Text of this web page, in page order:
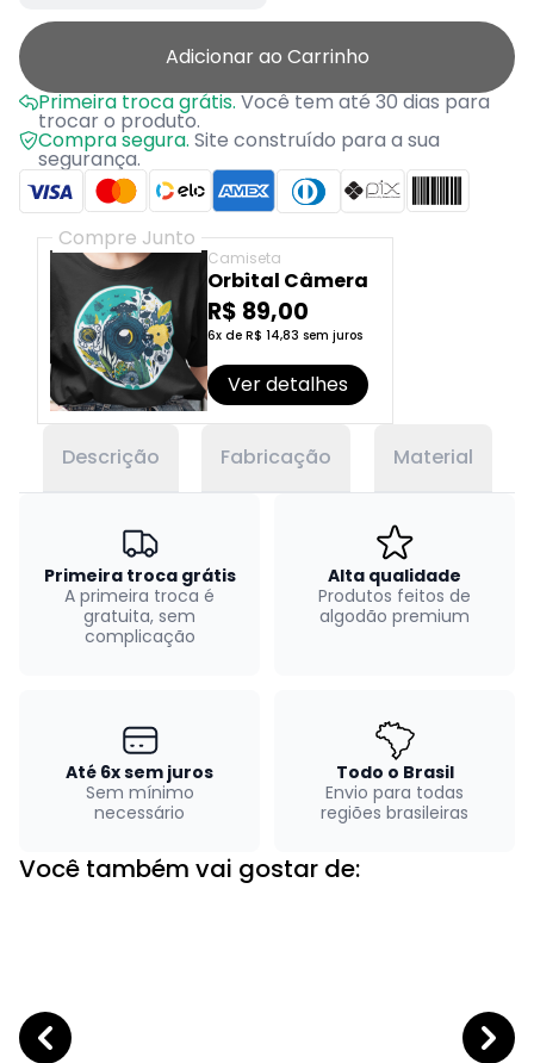
Adicionar ao Carrinho
Primeira troca grátis.Você tem até 30 dias para
trocar o produto.
Compra segura. Site construído para a sua
segurança.
Compre Junto
Camiseta
Orbital Câmera
R$ 89,00
6x de R$ 14,83 sem juros
Ver detalhes
Descrição Fabricação Material
Primeira troca grátis
A primeira troca é
gratuita, sem
complicação
Alta qualidade
Produtos feitos de
algodão premium
Até 6x sem juros
Sem mínimo
necessário
Todo o Brasil
Envio para todas
regiões brasileiras
Você também vai gostar de: